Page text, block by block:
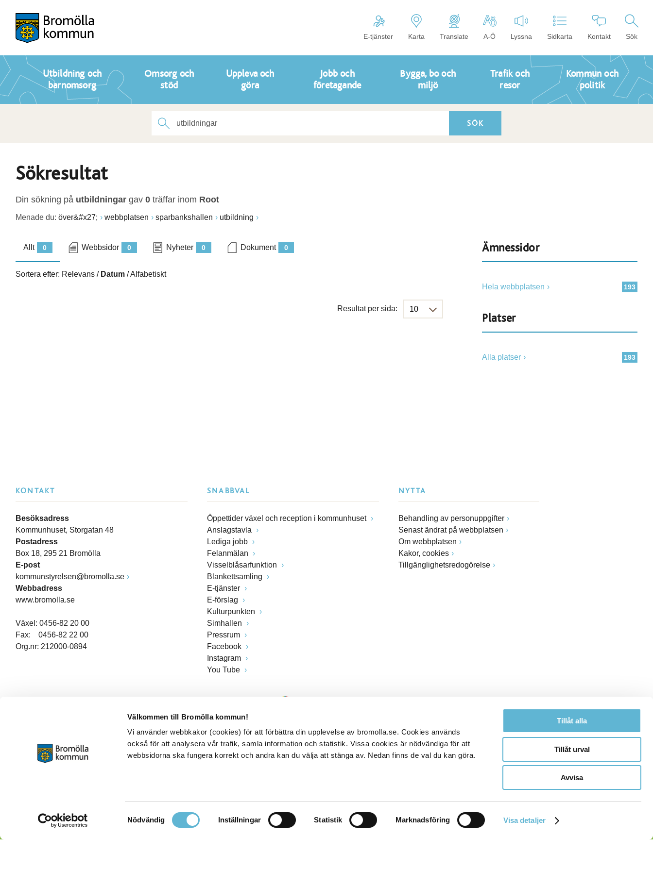
Välkommen till Bromölla kommun!
Vi använder webbkakor (cookies) för att förbättra din upplevelse av bromolla.se. Cookies används
också för att analysera vår trafik, samla information och statistik. Vissa cookies är nödvändiga för att
webbsidorna ska fungera korrekt och andra kan du välja att stänga av. Nedan finns de val du kan göra.
Samtyckesval
Nödvändig Inställningar Statistik Marknadsföring Visa detaljer
Tillåt alla
Tillåt urval
Avvisa
E-tjänster Karta Translate A-Ö Lyssna Sidkarta Kontakt Sök
Utbildning och
barnomsorg
Omsorg och
stöd
Uppleva och
göra
Jobb och
företagande
Bygga, bo och
miljö
Trafik och
resor
Kommun och
politik
Sökresultat
Din sökning på utbildningar gav 0 träffar inom Root
Menade du: över&#x27; webbplatsen sparbankshallen utbildning
0
Allt 0
Webbsidor 0
Nyheter 0
Dokument
Sortera efter: Relevans / Datum /Alfabetiskt
Resultat per sida:
Ämnessidor
193
Hela webbplatsen
Platser
193
Alla platser
KONTAKT
Besöksadress
Kommunhuset, Storgatan 48
Postadress
Box 18, 295 21 Bromölla
E-post
kommunstyrelsen@bromolla.se
Webbadress
www.bromolla.se
Växel: 0456-82 20 00
Fax: 0456-82 22 00
Org.nr: 212000-0894
SNABBVAL
Öppettider växel och reception i kommunhuset
Anslagstavla
Lediga jobb
Felanmälan
Visselblåsarfunktion
Blankettsamling
E-tjänster
E-förslag
Kulturpunkten
Simhallen
Pressrum
Facebook
Instagram
You Tube
NYTTA
Behandling av personuppgifter
Senast ändrat på webbplatsen
Om webbplatsen
Kakor, cookies
Tillgänglighetsredogörelse